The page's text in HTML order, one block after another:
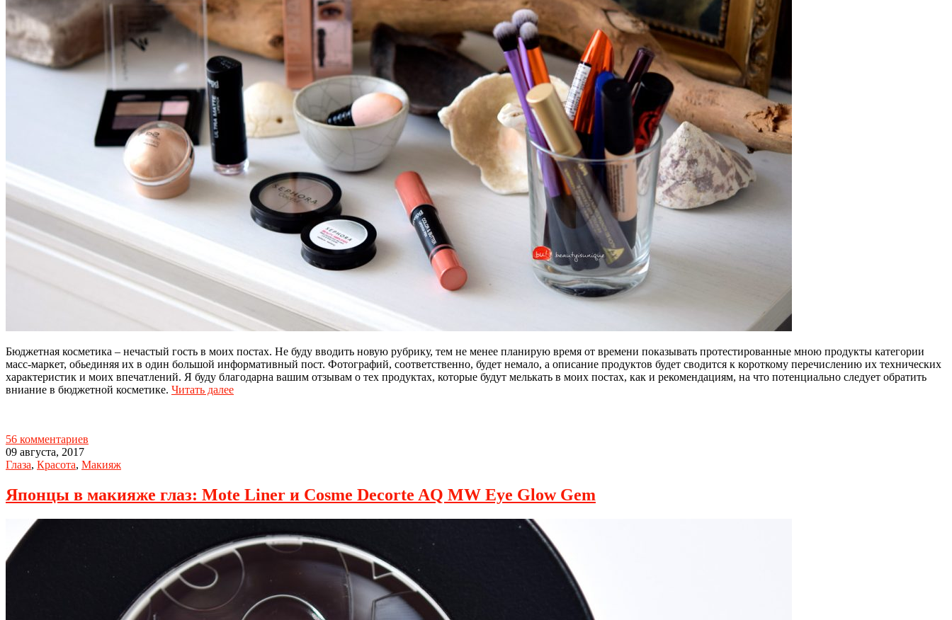
Бюджетная косметика – нечастый гость в моих постах. Не буду вводить новую рубрику, тем не менее планирую время от времени показывать протестированные мною продукты категории
масс-маркет, обьединяя их в один большой информативный пост. Фотографий, соответственно, будет немало, а описание продуктов будет сводится к короткому перечислению их технических
характеристик и моих впечатлений. Я буду благодарна вашим отзывам о тех продуктах, которые будут мелькать в моих постах, как и рекомендациям, на что потенциально следует обратить
вниание в бюджетной косметике. Читать далее
56 комментариев
09 августа, 2017
Глаза, Красота, Макияж
Японцы в макияже глаз: Mote Liner и Cosme Decorte AQ MW Eye Glow Gem